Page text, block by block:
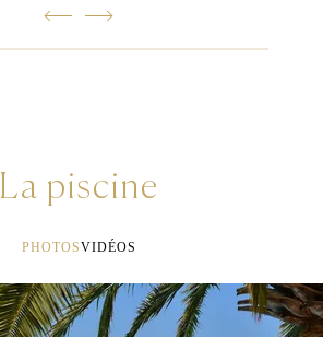
La piscine
PHOTOSVIDÉOS